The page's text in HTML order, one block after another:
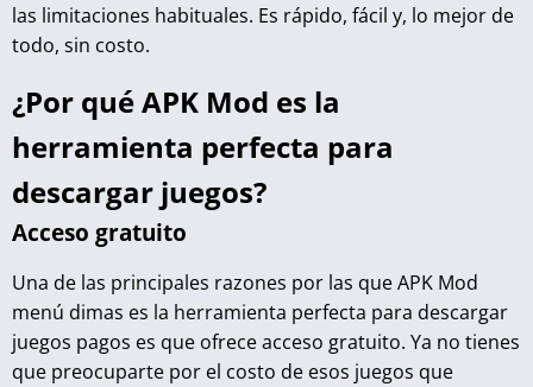
las limitaciones habituales. Es rápido, fácil y, lo mejor de
todo, sin costo.
¿Por qué APK Mod es la
herramienta perfecta para
descargar juegos?
Acceso gratuito
Una de las principales razones por las que APK Mod
menú dimas es la herramienta perfecta para descargar
juegos pagos es que ofrece acceso gratuito. Ya no tienes
que preocuparte por el costo de esos juegos que